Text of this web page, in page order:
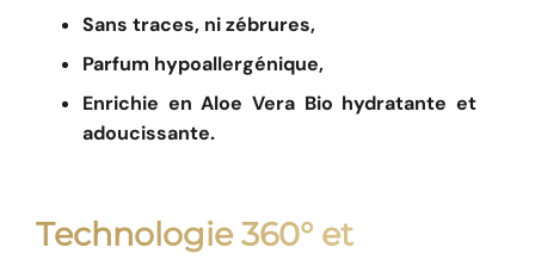
Sans traces, ni zébrures,
Parfum hypoallergénique,
Enrichie en Aloe Vera Bio hydratante et
adoucissante.
Technologie 360° et